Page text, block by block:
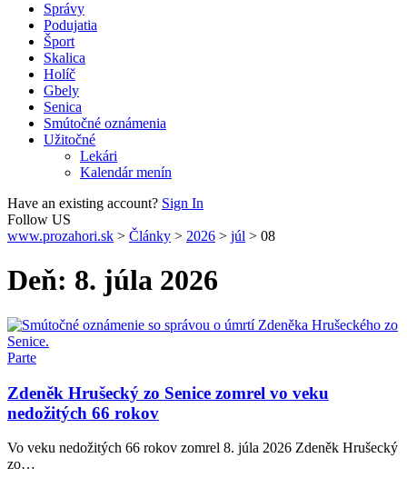
Správy
Podujatia
Šport
Skalica
Holíč
Gbely
Senica
Smútočné oznámenia
Užitočné
Lekári
Kalendár menín
Have an existing account? Sign In
Follow US
www.prozahori.sk > Články > 2026 > júl > 08
Deň: 8. júla 2026
Parte
Zdeněk Hrušecký zo Senice zomrel vo veku
nedožitých 66 rokov
Vo veku nedožitých 66 rokov zomrel 8. júla 2026 Zdeněk Hrušecký
zo…